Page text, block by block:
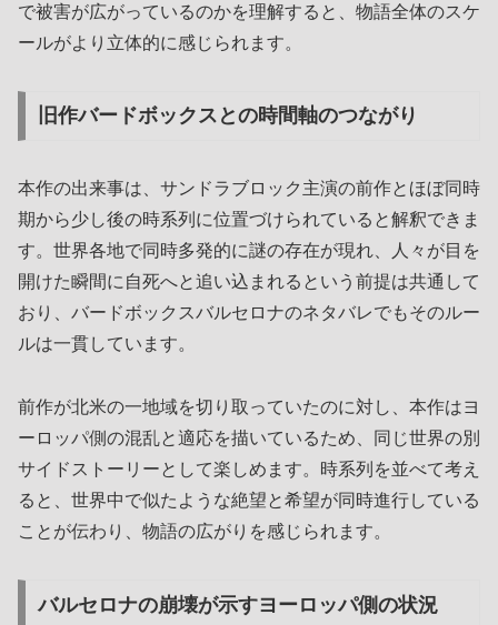
で被害が広がっているのかを理解すると、物語全体のスケ
ールがより立体的に感じられます。
旧作バードボックスとの時間軸のつながり
本作の出来事は、サンドラブロック主演の前作とほぼ同時
期から少し後の時系列に位置づけられていると解釈できま
す。世界各地で同時多発的に謎の存在が現れ、人々が目を
開けた瞬間に自死へと追い込まれるという前提は共通して
おり、バードボックスバルセロナのネタバレでもそのルー
ルは一貫しています。
前作が北米の一地域を切り取っていたのに対し、本作はヨ
ーロッパ側の混乱と適応を描いているため、同じ世界の別
サイドストーリーとして楽しめます。時系列を並べて考え
ると、世界中で似たような絶望と希望が同時進行している
ことが伝わり、物語の広がりを感じられます。
バルセロナの崩壊が示すヨーロッパ側の状況